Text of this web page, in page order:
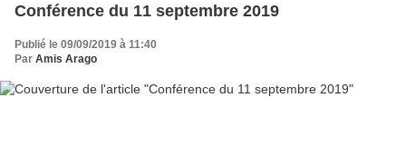
Conférence du 11 septembre 2019
Publié le 09/09/2019 à 11:40
Par Amis Arago